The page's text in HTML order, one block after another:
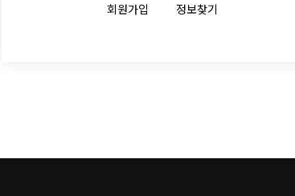
회원가입 정보찾기